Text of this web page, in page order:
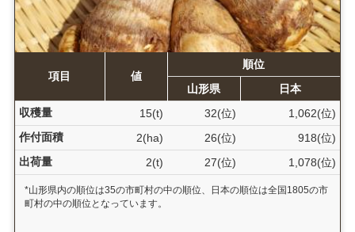
項目 値
順位
山形県
日本
収穫量
15(t) 32(位)
1,062(位)
作付面積
2(ha) 26(位)
918(位)
出荷量
2(t) 27(位) 1,078(位)
*山形県内の順位は35の市町村の中の順位、日本の順位は全国1805の市
町村の中の順位となっています。